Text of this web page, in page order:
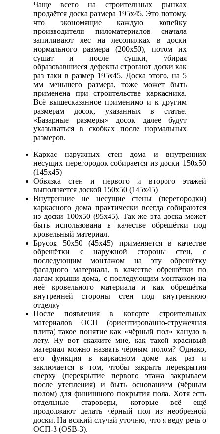
Чаще всего на строительных рынках
продаётся доска размера 195х45. Это потому,
что экономящие каждую копейку
производители пиломатериалов сначала
запиливают лес на лесопилках в доски
нормального размера (200х50), потом их
сушат и после сушки, убирая
образовавшиеся дефекты строгают доски как
раз таки в размер 195х45. Доска этого, на 5
мм меньшего размера, тоже может быть
применена при строительстве каркасника.
Всё вышесказанное применимо и к другим
размерам досок, указанных в статье.
«Базарные размеры» досок далее будут
указываться в скобках после нормальных
размеров.
Каркас наружных стен дома и внутренних
несущих перегородок собирается из доски 150х50
(145х45)
Обвязка стен и первого и второго этажей
выполняется доской 150х50 (145х45)
Внутренние не несущие стены (перегородки)
каркасного дома практически всегда собираются
из доски 100х50 (95х45). Так же эта доска может
быть использована в качестве обрешётки под
кровельный материал.
Брусок 50х50 (45х45) применяется в качестве
обрешётки с наружной стороны стен, с
последующим монтажом на эту обрешётку
фасадного материала, в качестве обрешётки по
лагам крыши дома, с последующим монтажом на
неё кровельного материала и как обрешётка
внутренней стороны стен под внутреннюю
отделку
После появления в когорте строительных
материалов ОСП (ориентированно-стружечная
плита) такое понятие как «чёрный пол» кануло в
лету. Ну вот скажите мне, как такой красивый
материал можно назвать чёрным полом? Однако,
его функция в каркасном доме как раз и
заключается в том, чтобы закрыть перекрытия
сверху (перекрытие первого этажа закрываем
после утепления) и быть основанием (чёрным
полом) для финишного покрытия пола. Хотя есть
отдельные староверы, которые всё ещё
продолжают делать чёрный пол из необрезной
доски. На всякий случай уточню, что я веду речь о
ОСП-3 (OSB-3).